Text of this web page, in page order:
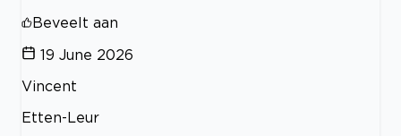
Beveelt aan
19 June 2026
Vincent
Etten-Leur